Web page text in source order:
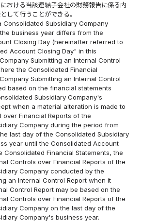
おける当該連結子会社の財務報告に係る内
して行うことができる。
Consolidated Subsidiary Company
business year differs from the
Closing Day (hereinafter referred to
Account Closing Day" in this
Submitting an Internal Control
the Consolidated Financial
Submitting an Internal Control
based on the financial statements
Subsidiary Company's
when a material alteration is made to
over Financial Reports of the
Company during the period from
last day of the Consolidated Subsidiary
year until the Consolidated Account
Consolidated Financial Statements, the
Controls over Financial Reports of the
Company conducted by the
an Internal Control Report when it
Control Report may be based on the
Controls over Financial Reports of the
Company on the last day of the
Company's business year.